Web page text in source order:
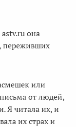
она
переживших
или
от людей,
Я читала их, и
их страх и